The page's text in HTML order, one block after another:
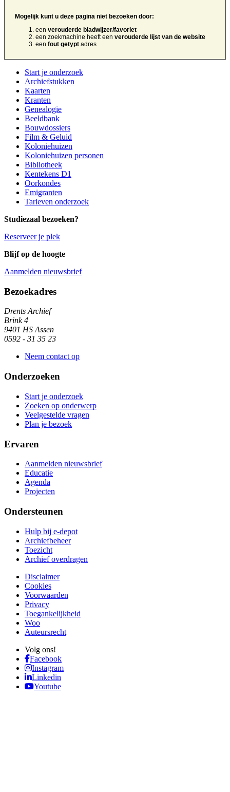
Mogelijk kunt u deze pagina niet bezoeken door:
een verouderde bladwijzer/favoriet
een zoekmachine heeft een verouderde lijst van de website
een fout getypt adres
Start je onderzoek
Archiefstukken
Kaarten
Kranten
Genealogie
Beeldbank
Bouwdossiers
Film & Geluid
Koloniehuizen
Koloniehuizen personen
Bibliotheek
Kentekens D1
Oorkondes
Emigranten
Tarieven onderzoek
Studiezaal bezoeken?
Reserveer je plek
Blijf op de hoogte
Aanmelden nieuwsbrief
Algemene informatie
Bezoekadres
Drents Archief
Brink 4
9401 HS Assen
0592 - 31 35 23
Neem contact op
Onderzoeken
Start je onderzoek
Zoeken op onderwerp
Veelgestelde vragen
Plan je bezoek
Ervaren
Aanmelden nieuwsbrief
Educatie
Agenda
Projecten
Ondersteunen
Hulp bij e-depot
Archiefbeheer
Toezicht
Archief overdragen
Disclaimer
Cookies
Voorwaarden
Privacy
Toegankelijkheid
Woo
Auteursrecht
Volg ons!
Facebook
Instagram
Linkedin
Youtube